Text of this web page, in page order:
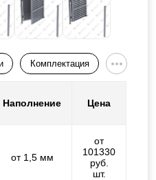
Комплектация
Наполнение Цена
от 1,5 мм
от
101330
руб.
шт.